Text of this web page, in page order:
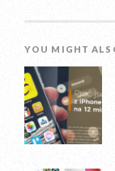
YOU MIGHT